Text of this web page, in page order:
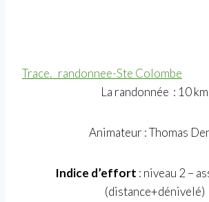
Trace. randonnee-Ste Colombe
La randonnée : 10 km
Animateur : Thomas
Indice d’effort : niveau 2 –
(distance+dénivelé)